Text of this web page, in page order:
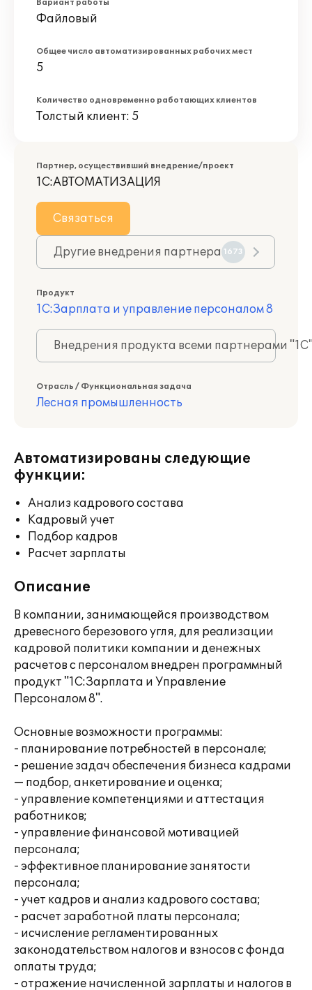
Вариант работы
Файловый
Общее число автоматизированных рабочих мест
5
Количество одновременно работающих клиентов
Толстый клиент: 5
Партнер, осуществивший внедрение/проект
1С:АВТОМАТИЗАЦИЯ
Связаться
Другие внедрения партнера 1673
Продукт
1С:Зарплата и управление персоналом 8
Внедрения продукта всеми партнерами
Отрасль / Функциональная задача
Лесная промышленность
Автоматизированы следующие
функции:
Анализ кадрового состава
Кадровый учет
Подбор кадров
Расчет зарплаты
Описание
В компании, занимающейся производством
древесного березового угля, для реализации
кадровой политики компании и денежных
расчетов с персоналом внедрен программный
продукт "1С:Зарплата и Управление
Персоналом 8".
Основные возможности программы:
- планирование потребностей в персонале;
- решение задач обеспечения бизнеса кадрами
— подбор, анкетирование и оценка;
- управление компетенциями и аттестация
работников;
- управление финансовой мотивацией
персонала;
- эффективное планирование занятости
персонала;
- учет кадров и анализ кадрового состава;
- расчет заработной платы персонала;
- исчисление регламентированных
законодательством налогов и взносов с фонда
оплаты труда;
- отражение начисленной зарплаты и налогов в